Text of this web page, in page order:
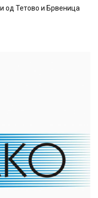
од Тетово и Брвеница